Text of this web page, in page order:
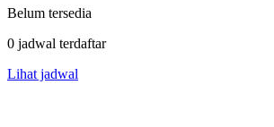
Belum tersedia
0 jadwal terdaftar
Lihat jadwal